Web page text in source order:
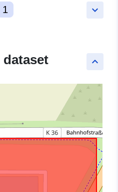
keyboard_arrow_down
1
keyboard_arrow_up